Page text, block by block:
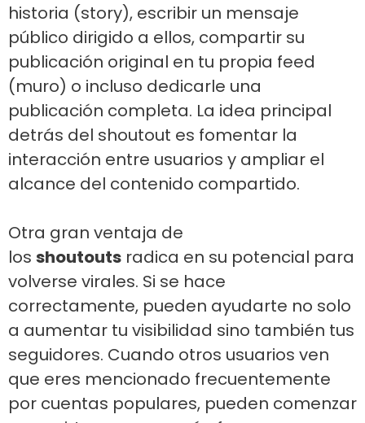
historia (story), escribir un mensaje
público dirigido a ellos, compartir su
publicación original en tu propia feed
(muro) o incluso dedicarle una
publicación completa. La idea principal
detrás del shoutout es fomentar la
interacción entre usuarios y ampliar el
alcance del contenido compartido.
Otra gran ventaja de
los shoutouts radica en su potencial para
volverse virales. Si se hace
correctamente, pueden ayudarte no solo
a aumentar tu visibilidad sino también tus
seguidores. Cuando otros usuarios ven
que eres mencionado frecuentemente
por cuentas populares, pueden comenzar